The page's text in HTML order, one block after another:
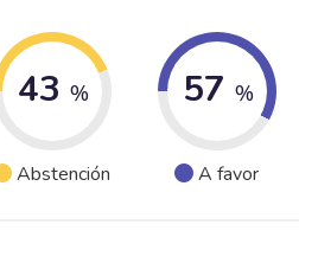
43 %
Abstención
57 %
A favor